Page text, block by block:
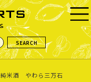
純米酒 やわら三万石